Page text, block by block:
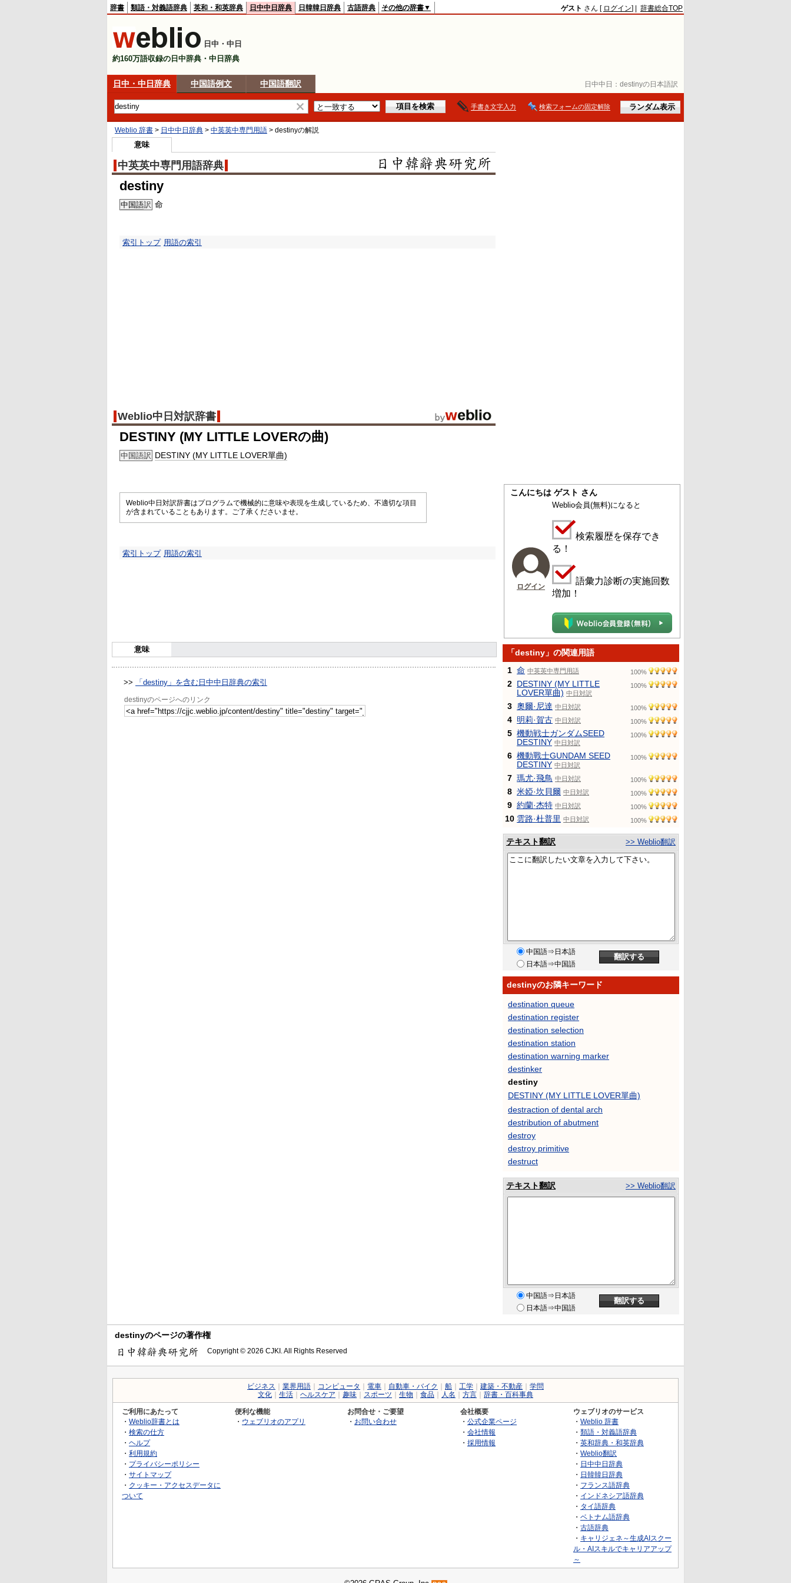
日中中日： destinyの日本語訳
辞書 類語・対義語辞典 英和・和英辞典 日中中日辞典 日韓韓日辞典 古語辞典 その他の辞書▼ ゲスト さん [ ログイン] | 辞書総合TOP
日中・中日
約160万語収録の日中辞典・中日辞典
日中・中日辞典 中国語例文 中国語翻訳
手書き文字入力 検索フォームの固定解除
Weblio 辞書 > 日中中日辞典 > 中英英中専門用語 > destinyの解説
意味
中英英中専門用語辞典
destiny
中国語訳 命
索引トップ 用語の索引
Weblio中日対訳辞書
DESTINY (MY LITTLE LOVERの曲)
中国語訳 DESTINY (MY LITTLE LOVER單曲)
Weblio中日対訳辞書はプログラムで機械的に意味や表現を生成しているため、不適切な項目
が含まれていることもあります。ご了承くださいませ。
索引トップ 用語の索引
意味
>> 「destiny」を含む日中中日辞典の索引
destinyのページへのリンク
こんにちは ゲスト さん
ログイン
Weblio会員(無料)になると
検索履歴を保存でき
る！
語彙力診断の実施回数
増加！
「destiny」の関連用語
1 命 中英英中専門用語 100%
2 DESTINY (MY LITTLE
LOVER單曲) 中日対訳
100%
3 奧爾·尼達 中日対訳 100%
4 明莉·賀古 中日対訳 100%
5 機動戦士ガンダムSEED
DESTINY 中日対訳
100%
6 機動戰士GUNDAM SEED
DESTINY 中日対訳
100%
7 瑪尤·飛鳥 中日対訳 100%
8 米婭·坎貝爾 中日対訳 100%
9 約蘭·杰特 中日対訳 100%
10 雲路·杜普里 中日対訳 100%
テキスト翻訳 >> Weblio翻訳
中国語⇒日本語
日本語⇒中国語
destinyのお隣キーワード
destination queue
destination register
destination selection
destination station
destination warning marker
destinker
destiny
DESTINY (MY LITTLE LOVER單曲)
destraction of dental arch
destribution of abutment
destroy
destroy primitive
destruct
テキスト翻訳 >> Weblio翻訳
中国語⇒日本語
日本語⇒中国語
destinyのページの著作権
Copyright © 2026 CJKI. All Rights Reserved
ビジネス 業界用語 コンピュータ 電車 自動車・バイク 船 工学 建築・不動産
学問
文化
生活 ヘルスケア 趣味 スポーツ 生物 食品 人名 方言 辞書・百科事典
ご利用にあたって
・ Weblio辞書とは
・ 検索の仕方
・ ヘルプ
・ 利用規約
・ プライバシーポリシー
・ サイトマップ
・ クッキー・アクセスデータに
ついて
便利な機能
・ ウェブリオのアプリ
お問合せ・ご要望
・ お問い合わせ
会社概要
・ 公式企業ページ
・ 会社情報
・ 採用情報
ウェブリオのサービス
・ Weblio 辞書
・ 類語・対義語辞典
・ 英和辞典・和英辞典
・ Weblio翻訳
・ 日中中日辞典
・ 日韓韓日辞典
・ フランス語辞典
・ インドネシア語辞典
・ タイ語辞典
・ ベトナム語辞典
・ 古語辞典
・ キャリジェネ～生成AIスクー
ル・AIスキルでキャリアアップ
～